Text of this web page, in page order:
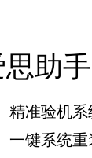
助
精准验机系
一键系统重